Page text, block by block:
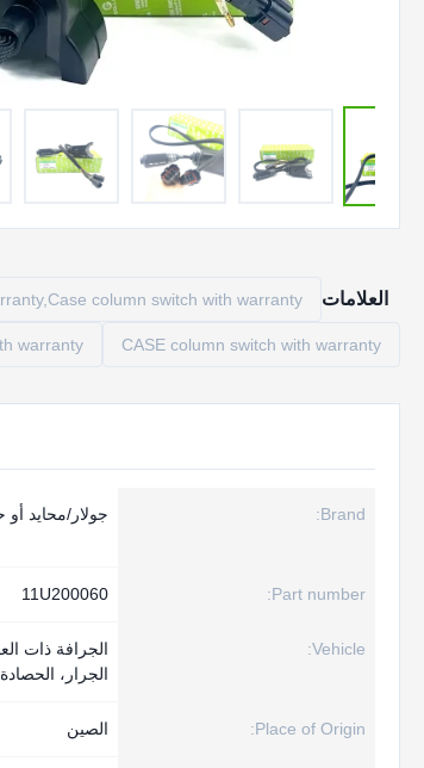
العلامات column switch with warranty
CASE column switch with warranty
warranty
Brand: جولار/محايد
Part number:
11U200060
Vehicle:
الجرار،
Place of Origin: الصين